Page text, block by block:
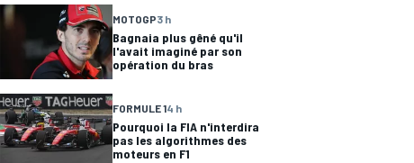
MOTOGP3 h
Bagnaia plus gêné qu'il
l'avait imaginé par son
opération du bras
FORMULE 14 h
Pourquoi la FIA n'interdira
pas les algorithmes des
moteurs en F1